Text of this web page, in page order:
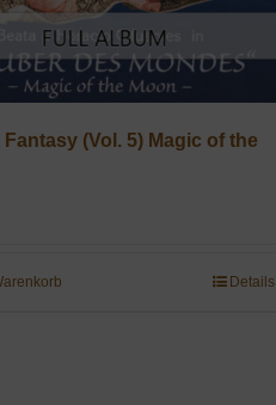
Fantasy (Vol. 5) Magic of the
Details